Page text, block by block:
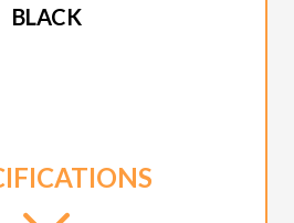
BLACK